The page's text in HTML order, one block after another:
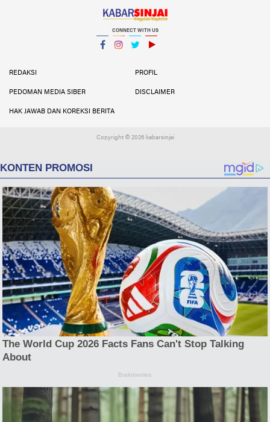
CONNECT WITH US
REDAKSI
PROFIL
PEDOMAN MEDIA SIBER DISCLAIMER
HAK JAWAB DAN KOREKSI BERITA
Copyright © 2026 kabarsinjai